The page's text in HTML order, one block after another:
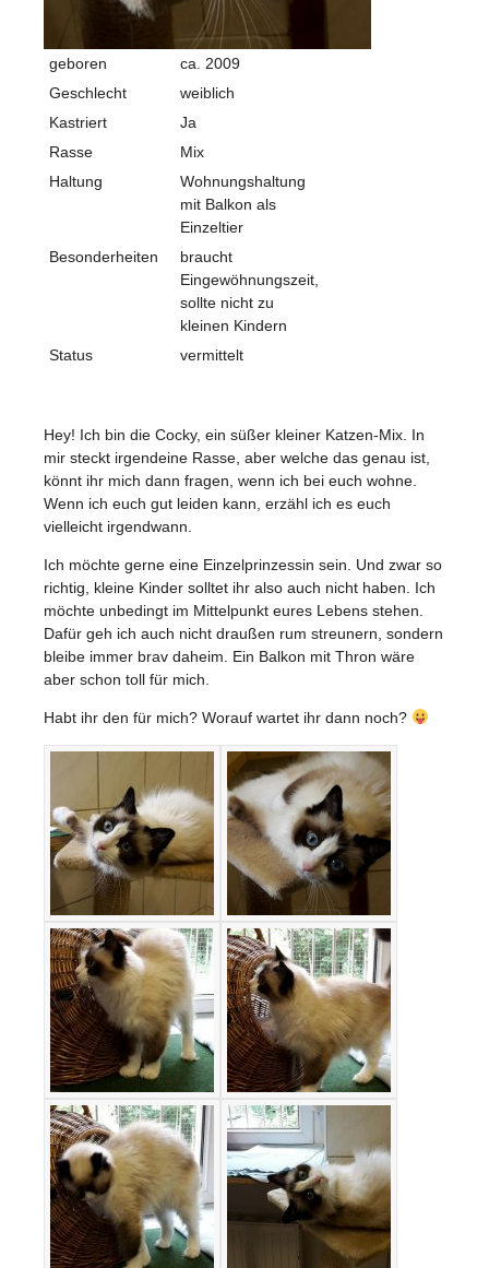
geboren
ca. 2009
Geschlecht
weiblich
Kastriert
Ja
Rasse
Mix
Haltung
Wohnungshaltung
mit Balkon als
Einzeltier
Besonderheiten
braucht
Eingewöhnungszeit,
sollte nicht zu
kleinen Kindern
Status
vermittelt
Hey! Ich bin die Cocky, ein süßer kleiner Katzen-Mix. In
mir steckt irgendeine Rasse, aber welche das genau ist,
könnt ihr mich dann fragen, wenn ich bei euch wohne.
Wenn ich euch gut leiden kann, erzähl ich es euch
vielleicht irgendwann.
Ich möchte gerne eine Einzelprinzessin sein. Und zwar so
richtig, kleine Kinder solltet ihr also auch nicht haben. Ich
möchte unbedingt im Mittelpunkt eures Lebens stehen.
Dafür geh ich auch nicht draußen rum streunern, sondern
bleibe immer brav daheim. Ein Balkon mit Thron wäre
aber schon toll für mich.
Habt ihr den für mich? Worauf wartet ihr dann noch?